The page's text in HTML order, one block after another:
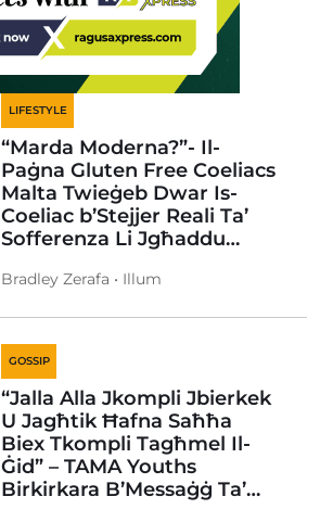
LIFESTYLE
“Marda Moderna?”- Il-
Paġna Gluten Free Coeliacs
Malta Twieġeb Dwar Is-
Coeliac b’Stejjer Reali Ta’
Sofferenza Li Jgħaddu…
Bradley Zerafa • Illum
GOSSIP
“Jalla Alla Jkompli Jbierkek
U Jagħtik Ħafna Saħħa
Biex Tkompli Tagħmel Il-
Ġid” – TAMA Youths
Birkirkara B’Messaġġ Ta’…